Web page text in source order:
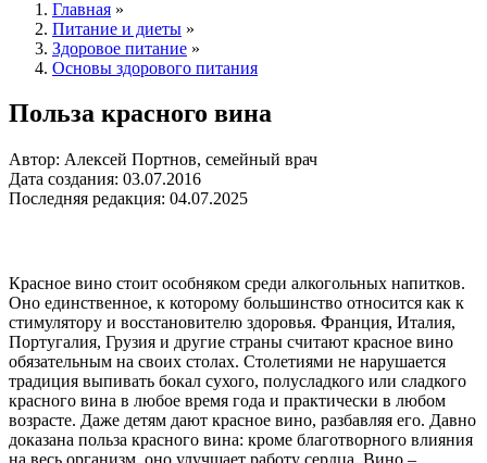
Главная »
Питание и диеты »
Здоровое питание »
Основы здорового питания
Польза красного вина
Автор: Алексей Портнов, семейный врач
Дата создания: 03.07.2016
Последняя редакция: 04.07.2025
Красное вино стоит особняком среди алкогольных напитков.
Оно единственное, к которому большинство относится как к
стимулятору и восстановителю здоровья. Франция, Италия,
Португалия, Грузия и другие страны считают красное вино
обязательным на своих столах. Столетиями не нарушается
традиция выпивать бокал сухого, полусладкого или сладкого
красного вина в любое время года и практически в любом
возрасте. Даже детям дают красное вино, разбавляя его. Давно
доказана польза красного вина: кроме благотворного влияния